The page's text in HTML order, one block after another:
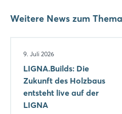
Weitere News zum Thema
9. Juli 2026
LIGNA.Builds: Die
Zukunft des Holzbaus
entsteht live auf der
LIGNA